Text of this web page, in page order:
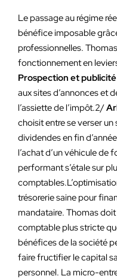
Le passage au régime
bénéfice imposable
professionnelles.
fonctionnement en
Prospection et publicité
aux sites d’annonces et
l’assiette de l’impôt.2/
choisit entre se verser un
dividendes en fin
l’achat d’un véhicule de
performant s’étale sur
trésorerie saine pour
mandataire. Thomas
comptable plus stricte
bénéfices de la société
faire fructifier le capital
personnel. La micro-